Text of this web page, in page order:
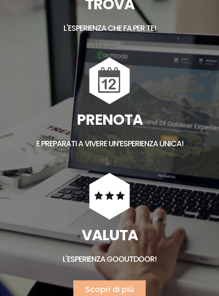
TROVA
L'ESPERIENZA CHE FA PER TE!
PRENOTA
E PREPARATI A VIVERE UN’ESPERIENZA UNICA!
VALUTA
L'ESPERIENZA GOOUTDOOR!
Scopri di più